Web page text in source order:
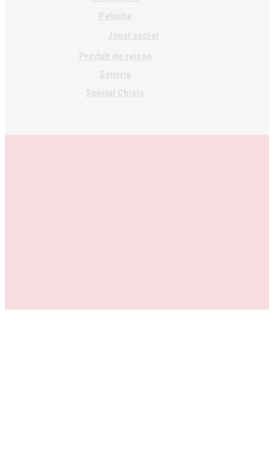
Peluche
Jouet secret
Produit de saison
Sellerie
Spécial Chiots